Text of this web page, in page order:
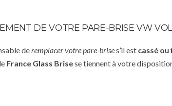
DE VOTRE PARE-BRISE VW
deremplacer votre pare-brises’il est cassé ou
France Glass Brisese tiennent à votre